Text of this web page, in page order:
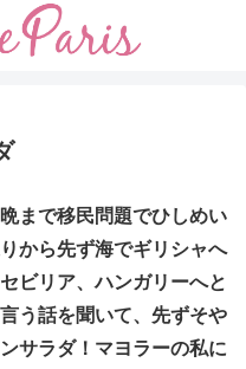
まで移民問題でひしめい
から先ず海でギリシャへ
ビリア、ハンガリーへと
う話を聞いて、先ずそや
サラダ！マヨラーの私に